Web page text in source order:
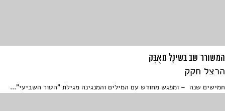
המשורר שב בשינֶל מאֻבָּק
הרצל חקק
חמישים שנה – ומפגש מחודש עם המילים והמנגינה מגילת "הטור השביעי"...